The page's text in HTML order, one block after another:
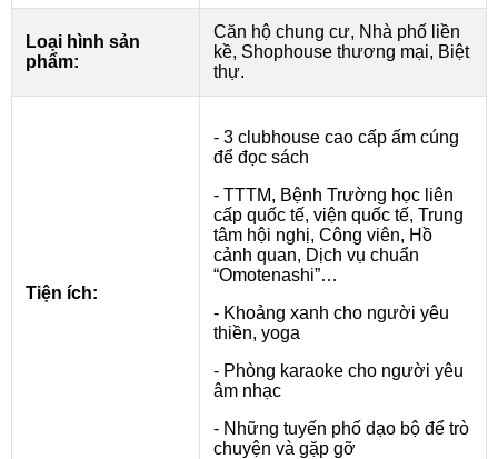
Loại hình sản
phẩm:
Căn hộ chung cư, Nhà phố liền
kề, Shophouse thương mại, Biệt
thự.
Tiện ích:
- 3 clubhouse cao cấp ấm cúng
để đọc sách
- TTTM, Bệnh Trường học liên
cấp quốc tế, viện quốc tế, Trung
tâm hội nghị, Công viên, Hồ
cảnh quan, Dịch vụ chuẩn
“Omotenashi”…
- Khoảng xanh cho người yêu
thiền, yoga
- Phòng karaoke cho người yêu
âm nhạc
- Những tuyến phố dạo bộ để trò
chuyện và gặp gỡ